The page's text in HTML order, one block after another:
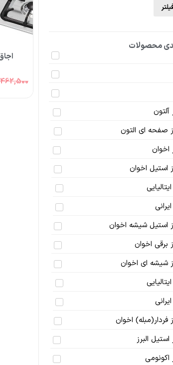
محصولات
آلتون
صفحه ای التون
اخوان
استیل اخوان
استیل شیشه اخوان
برقی اخوان
شیشه ای اخوان
فردار(مبله) اخوان
البرز
اکونومی